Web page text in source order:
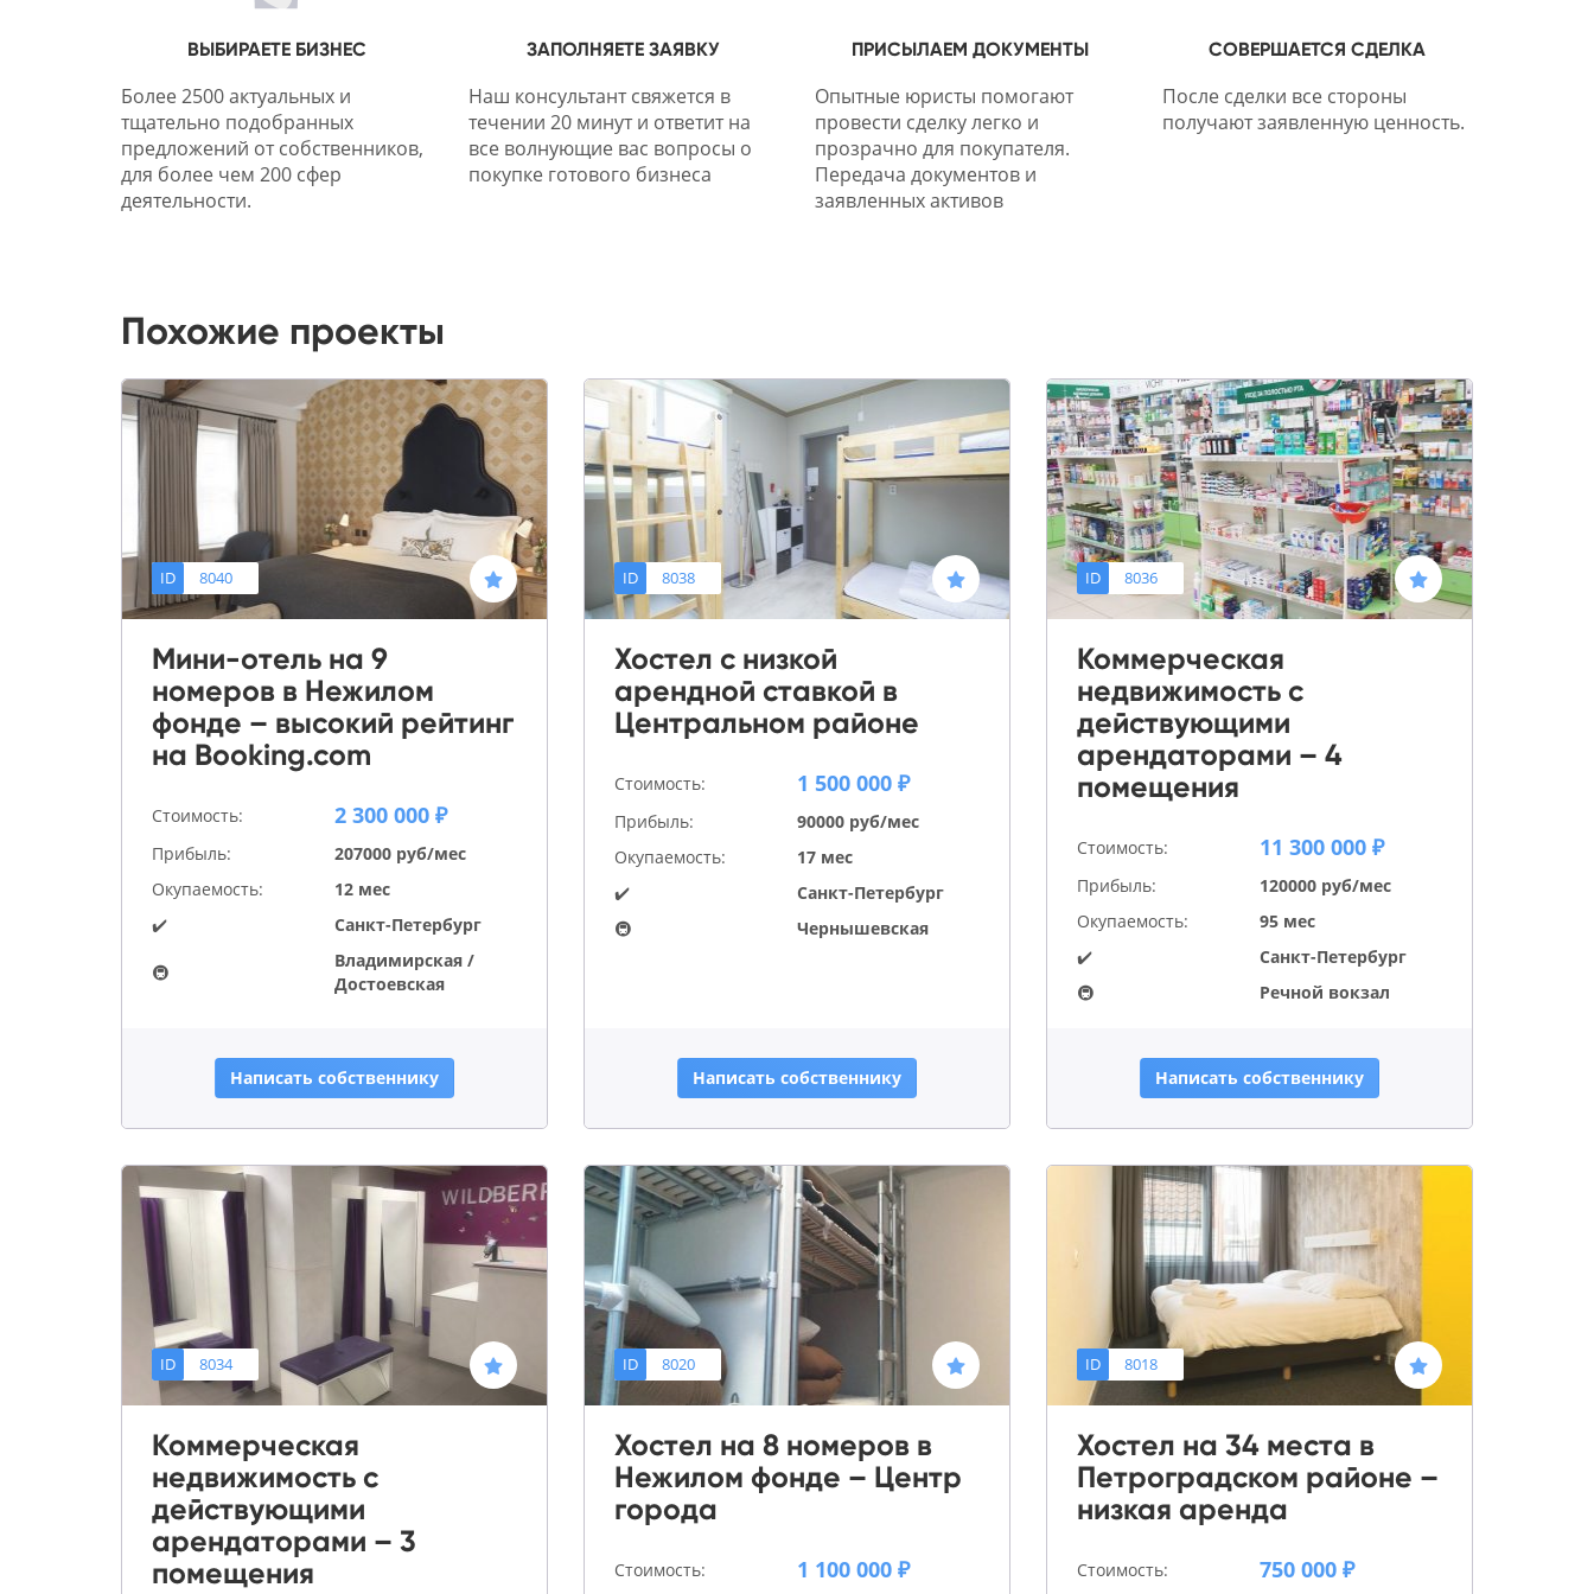
ВЫБИРАЕТЕ БИЗНЕС
Более 2500 актуальных и
тщательно подобранных
предложений от собственников,
для более чем 200 сфер
деятельности.
ЗАПОЛНЯЕТЕ ЗАЯВКУ
Наш консультант свяжется в
течении 20 минут и ответит на
все волнующие вас вопросы о
покупке готового бизнеса
ПРИСЫЛАЕМ ДОКУМЕНТЫ
Опытные юристы помогают
провести сделку легко и
прозрачно для покупателя.
Передача документов и
заявленных активов
СОВЕРШАЕТСЯ СДЕЛКА
После сделки все стороны
получают заявленную ценность.
Похожие проекты
ID 8040
Мини-отель на 9
номеров в Нежилом
фонде – высокий рейтинг
на Booking.com
Стоимость: 2 300 000 ₽
Прибыль:
207000 руб/мес
Окупаемость:
12 мес
✔️
Санкт-Петербург
🚇
Владимирская /
Достоевская
Написать собственнику
ID 8038
Хостел с низкой
арендной ставкой в
Центральном районе
Стоимость: 1 500 000 ₽
Прибыль:
90000 руб/мес
Окупаемость:
17 мес
✔️
Санкт-Петербург
🚇
Чернышевская
Написать собственнику
ID 8036
Коммерческая
недвижимость с
действующими
арендаторами – 4
помещения
Стоимость: 11 300 000 ₽
Прибыль:
120000 руб/мес
Окупаемость:
95 мес
✔️
Санкт-Петербург
🚇
Речной вокзал
Написать собственнику
ID 8034
Коммерческая
недвижимость с
действующими
арендаторами – 3
помещения
ID 8020
Хостел на 8 номеров в
Нежилом фонде – Центр
города
Стоимость: 1 100 000 ₽
ID 8018
Хостел на 34 места в
Петроградском районе –
низкая аренда
Стоимость: 750 000 ₽